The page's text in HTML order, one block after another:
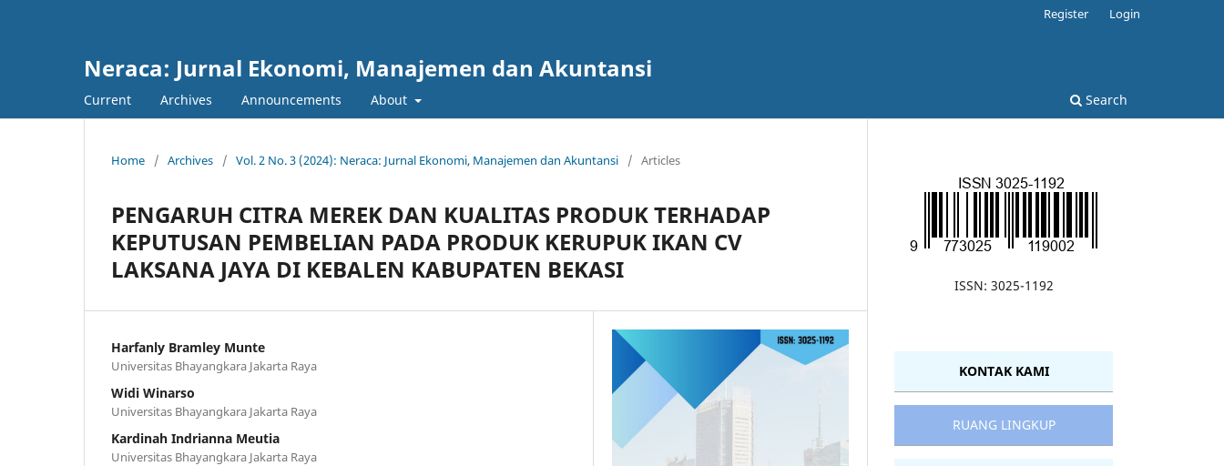
Neraca: Jurnal Ekonomi, Manajemen dan Akuntansi
Current Archives Announcements About Search
Register Login
Home / Archives / Vol. 2 No. 3 (2024): Neraca: Jurnal Ekonomi, Manajemen dan Akuntansi / Articles
PENGARUH CITRA MEREK DAN KUALITAS PRODUK TERHADAP
KEPUTUSAN PEMBELIAN PADA PRODUK KERUPUK IKAN CV
LAKSANA JAYA DI KEBALEN KABUPATEN BEKASI
Harfanly Bramley Munte
Universitas Bhayangkara Jakarta Raya
Widi Winarso
Universitas Bhayangkara Jakarta Raya
Kardinah Indrianna Meutia
Universitas Bhayangkara Jakarta Raya
ISSN: 3025-1192
KONTAK KAMI
RUANG LINGKUP